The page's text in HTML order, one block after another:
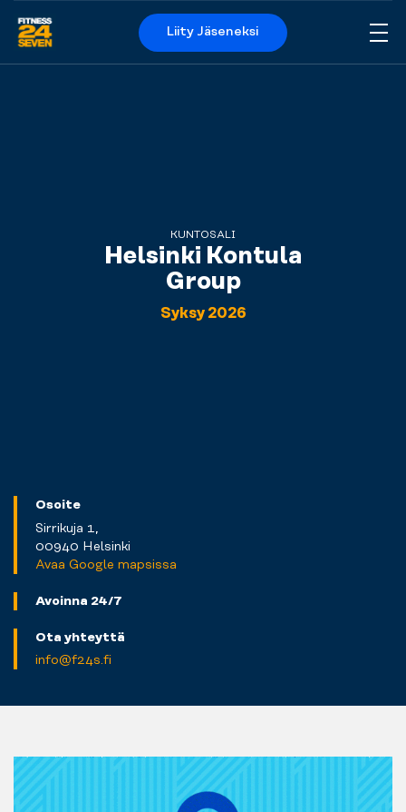
Logo
Liity Jäseneksi
KUNTOSALI
Helsinki Kontula
Group
Syksy 2026
Osoite
Sirrikuja 1,
00940 Helsinki
Avaa Google mapsissa
Avoinna 24/7
Ota yhteyttä
info@f24s.fi